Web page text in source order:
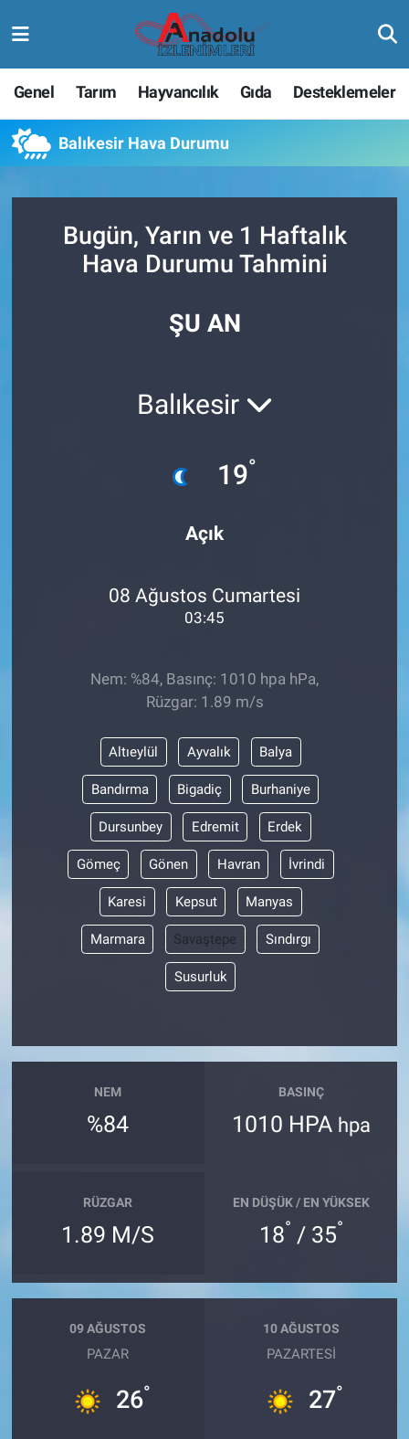
Genel Tarım Hayvancılık Gıda Desteklemeler
Balıkesir Hava Durumu
Bugün, Yarın ve 1 Haftalık
Hava Durumu Tahmini
ŞU AN
Balıkesir
19°
Açık
08 Ağustos Cumartesi
03:45
Nem: %84, Basınç: 1010 hpa hPa,
Rüzgar: 1.89 m/s
Altıeylül Ayvalık Balya
Bandırma Bigadiç Burhaniye
Dursunbey Edremit Erdek
Gömeç Gönen Havran İvrindi
Karesi Kepsut Manyas
Marmara Savaştepe Sındırgı
Susurluk
NEM
%84
BASINÇ
1010 HPA hpa
RÜZGAR
1.89 M/S
EN DÜŞÜK / EN YÜKSEK
18° / 35°
09 AĞUSTOS
PAZAR
26°
10 AĞUSTOS
PAZARTESI
27°